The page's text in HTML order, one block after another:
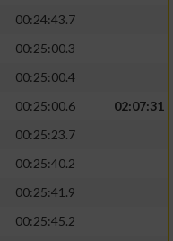
00:24:43.7
00:25:00.3
00:25:00.4
00:25:00.6
02:07:31
00:25:23.7
00:25:40.2
00:25:41.9
00:25:45.2